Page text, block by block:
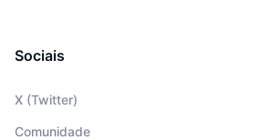
Sociais
X (Twitter)
Comunidade